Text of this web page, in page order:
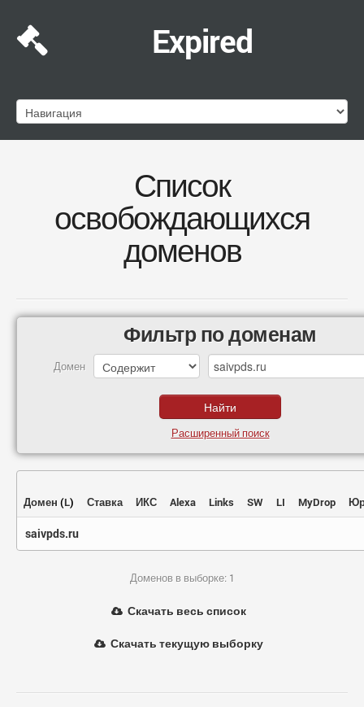
Expired
Список
освобождающихся
доменов
Фильтр по доменам
Домен
Расширенный поиск
Домен (L) Ставка ИКС Alexa Links SW LI MyDrop
saivpds.ru
Доменов в выборке: 1
Скачать весь список
Скачать текущую выборку